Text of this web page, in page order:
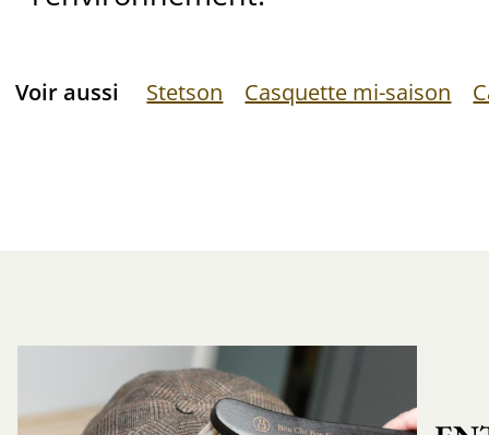
Voir aussi Stetson Casquette mi-saison